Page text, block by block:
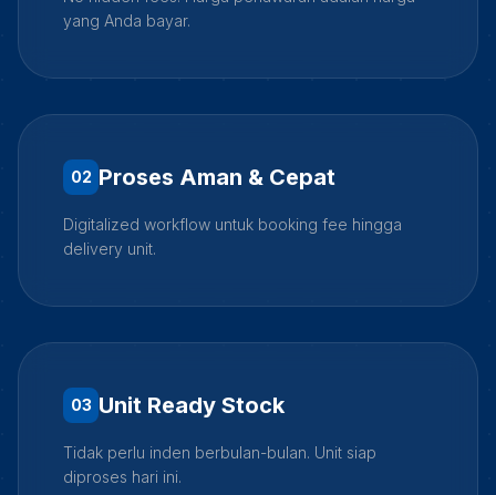
yang Anda bayar.
02 Proses Aman & Cepat
Digitalized workflow untuk booking fee hingga
delivery unit.
03 Unit Ready Stock
Tidak perlu inden berbulan-bulan. Unit siap
diproses hari ini.